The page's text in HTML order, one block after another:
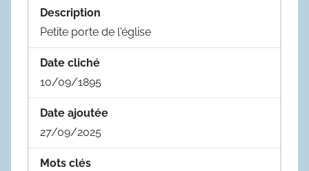
Description
Petite porte de l'église
Date cliché
10/09/1895
Date ajoutée
27/09/2025
Mots clés